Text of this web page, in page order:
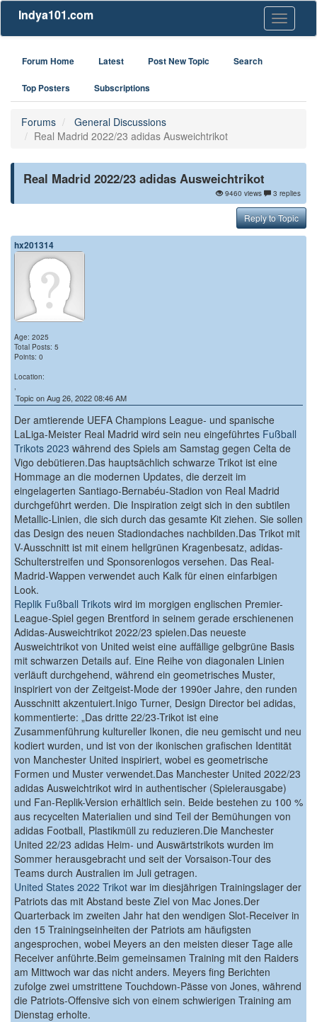
Toggle
Indya101.com
Forum Home Latest Post New Topic Search
Top Posters Subscriptions
Forums
General Discussions
Real Madrid 2022/23 adidas Ausweichtrikot
Real Madrid 2022/23 adidas Ausweichtrikot
9460 views 3 replies
Reply to Topic
hx201314
Age: 2025
Total Posts: 5
Points: 0
Location:
,
Topic on Aug 26, 2022 08:46 AM
Der amtierende UEFA Champions League- und spanische
LaLiga-Meister Real Madrid wird sein neu eingeführtes Fußball
Trikots 2023 während des Spiels am Samstag gegen Celta de
Vigo debütieren.Das hauptsächlich schwarze Trikot ist eine
Hommage an die modernen Updates, die derzeit im
eingelagerten Santiago-Bernabéu-Stadion von Real Madrid
durchgeführt werden. Die Inspiration zeigt sich in den subtilen
Metallic-Linien, die sich durch das gesamte Kit ziehen. Sie sollen
das Design des neuen Stadiondaches nachbilden.Das Trikot mit
V-Ausschnitt ist mit einem hellgrünen Kragenbesatz, adidas-
Schulterstreifen und Sponsorenlogos versehen. Das Real-
Madrid-Wappen verwendet auch Kalk für einen einfarbigen
Look.
Replik Fußball Trikots wird im morgigen englischen Premier-
League-Spiel gegen Brentford in seinem gerade erschienenen
Adidas-Ausweichtrikot 2022/23 spielen.Das neueste
Ausweichtrikot von United weist eine auffällige gelbgrüne Basis
mit schwarzen Details auf. Eine Reihe von diagonalen Linien
verläuft durchgehend, während ein geometrisches Muster,
inspiriert von der Zeitgeist-Mode der 1990er Jahre, den runden
Ausschnitt akzentuiert.Inigo Turner, Design Director bei adidas,
kommentierte: „Das dritte 22/23-Trikot ist eine
Zusammenführung kultureller Ikonen, die neu gemischt und neu
kodiert wurden, und ist von der ikonischen grafischen Identität
von Manchester United inspiriert, wobei es geometrische
Formen und Muster verwendet.Das Manchester United 2022/23
adidas Ausweichtrikot wird in authentischer (Spielerausgabe)
und Fan-Replik-Version erhältlich sein. Beide bestehen zu 100 %
aus recycelten Materialien und sind Teil der Bemühungen von
adidas Football, Plastikmüll zu reduzieren.Die Manchester
United 22/23 adidas Heim- und Auswärtstrikots wurden im
Sommer herausgebracht und seit der Vorsaison-Tour des
Teams durch Australien im Juli getragen.
United States 2022 Trikot war im diesjährigen Trainingslager der
Patriots das mit Abstand beste Ziel von Mac Jones.Der
Quarterback im zweiten Jahr hat den wendigen Slot-Receiver in
den 15 Trainingseinheiten der Patriots am häufigsten
angesprochen, wobei Meyers an den meisten dieser Tage alle
Receiver anführte.Beim gemeinsamen Training mit den Raiders
am Mittwoch war das nicht anders. Meyers fing Berichten
zufolge zwei umstrittene Touchdown-Pässe von Jones, während
die Patriots-Offensive sich von einem schwierigen Training am
Dienstag erholte.